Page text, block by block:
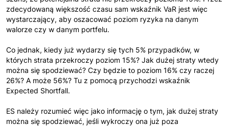
zdecydowaną większość czasu sam wskaźnik VaR jest więc
wystarczający, aby oszacować poziom ryzyka na danym
walorze czy w danym portfelu.
Co jednak, kiedy już wydarzy się tych 5% przypadków, w
których strata przekroczy poziom 15%? Jak dużej straty wtedy
można się spodziewać? Czy będzie to poziom 16% czy raczej
26%? A może 56%? Tu z pomocą przychodzi wskaźnik
Expected Shortfall.
ES należy rozumieć więc jako informację o tym, jak dużej straty
można się spodziewać, jeśli wykroczy ona już poza